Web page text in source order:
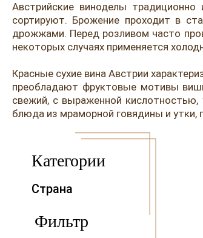
Австрийские виноделы
сортируют. Брожение проходит в
дрожжами. Перед розливом часто
некоторых случаях применяется
Красные сухие вина Австрии
преобладают фруктовые мотивы
свежий, с выраженной
блюда из мраморной говядины и утки,
Категории
Страна
Австрия
Фильтр